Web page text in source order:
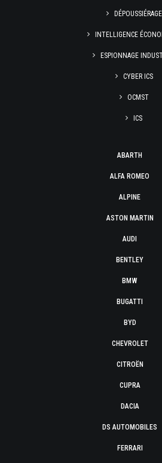
DÉPOUSSIÉRAGE
INTELLIGENCE
ESPIONNAGE
CYBER ICS
OCMST
ICS
ABARTH
ALFA ROMEO
ALPINE
ASTON MARTIN
AUDI
BENTLEY
BMW
BUGATTI
BYD
CHEVROLET
CITROËN
CUPRA
DACIA
DS AUTOMOBILES
FERRARI